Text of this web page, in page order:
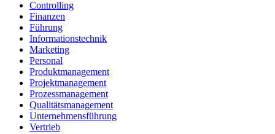
Controlling
Finanzen
Führung
Informationstechnik
Marketing
Personal
Produktmanagement
Projektmanagement
Prozessmanagement
Qualitätsmanagement
Unternehmensführung
Vertrieb